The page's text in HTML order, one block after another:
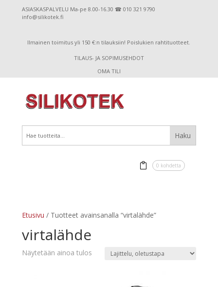
ASIASKASPALVELU Ma-pe 8.00-16.30 ☎ 010 321 9790
info@silikotek.fi
Ilmainen toimitus yli 150 €:n tilauksiin! Poislukien rahtituotteet.
TILAUS- JA SOPIMUSEHDOT
OMA TILI
0 kohdetta
Etusivu / Tuotteet avainsanalla “virtalähde”
virtalähde
Näytetään ainoa tulos